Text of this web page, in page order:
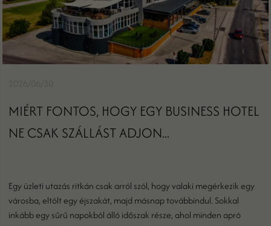
MIÉRT FONTOS, HOGY EGY BUSINESS HOTEL
NE CSAK SZÁLLÁST ADJON...
Egy üzleti utazás ritkán csak arról szól, hogy valaki megérkezik egy
városba, eltölt egy éjszakát, majd másnap továbbindul. Sokkal
inkább egy sűrű napokból álló időszak része, ahol minden apró